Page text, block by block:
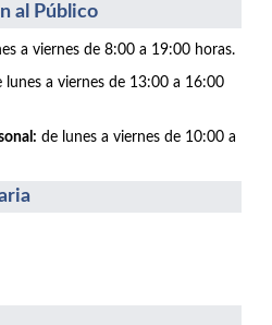
al Público
a viernes de 8:00 a 19:00 horas.
lunes a viernes de 13:00 a 16:00
de lunes a viernes de 10:00 a